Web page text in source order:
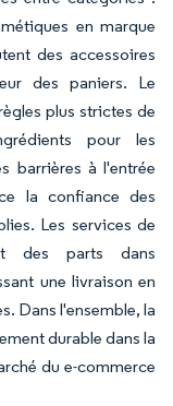
en marque
des accessoires
des paniers. Le
plus strictes de
pour les
barrières à l'entrée
la confiance des
Les services de
des parts dans
une livraison en
Dans l'ensemble, la
durable dans la
du e-commerce